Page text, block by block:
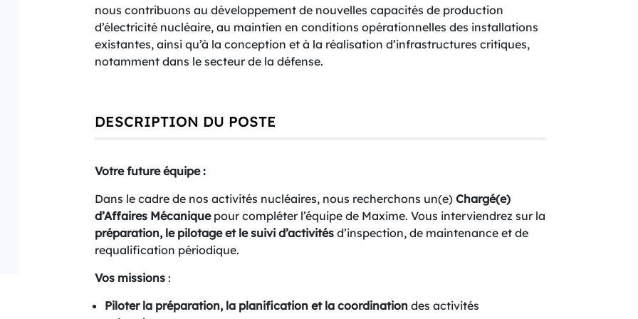
nous contribuons au développement de nouvelles capacités de production
d’électricité nucléaire, au maintien en conditions opérationnelles des installations
existantes, ainsi qu’à la conception et à la réalisation d’infrastructures critiques,
notamment dans le secteur de la défense.
DESCRIPTION DU POSTE
Votre future équipe :
Dans le cadre de nos activités nucléaires, nous recherchons un(e) Chargé(e)
d’Affaires Mécanique pour compléter l’équipe de Maxime. Vous interviendrez sur la
préparation, le pilotage et le suivi d’activitésd’inspection, de maintenance et de
requalification périodique.
Vos missions:
Piloter la préparation, la planification et la coordination des activités